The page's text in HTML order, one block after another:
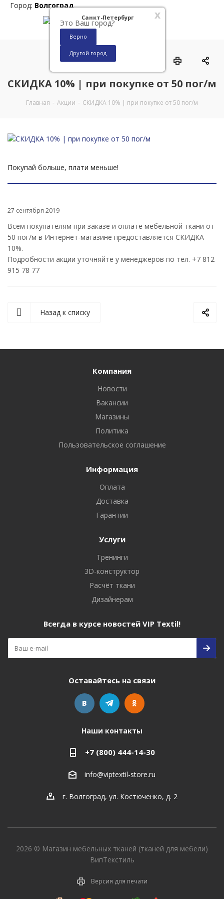
x
Санкт-Петербург
Это Ваш город?
Верно
Другой город
Город: Волгоград
СКИДКА 10% | при покупке от 50 пог/м
Главная - Акции - СКИДКА 10% | при покупке от 50 пог/м
Покупай больше, плати меньше!
27 сентября 2019
Всем покупателям при заказе и оплате мебельной ткани от
50 пог/м в Интернет-магазине предоставляется СКИДКА
10%.
Подробности акции уточняйте у менеджеров по тел. +7 812
915 78 77
Назад к списку
Компания
Новости
Вакансии
Магазины
Политика
Пользовательское соглашение
Информация
Оплата
Доставка
Гарантии
Услуги
Тренинги
3D-конструктор
Расчёт ткани
Дизайнерам
Всегда в курсе новостей VIP Textil!
Оставайтесь на связи
Наши контакты
+7 (800) 444-14-30
info@viptextil-store.ru
г. Волгоград, ул. Костюченко, д. 2
2026 © Магазин мебельных тканей (тканей для мебели)
ВипТекстиль
Версия для печати